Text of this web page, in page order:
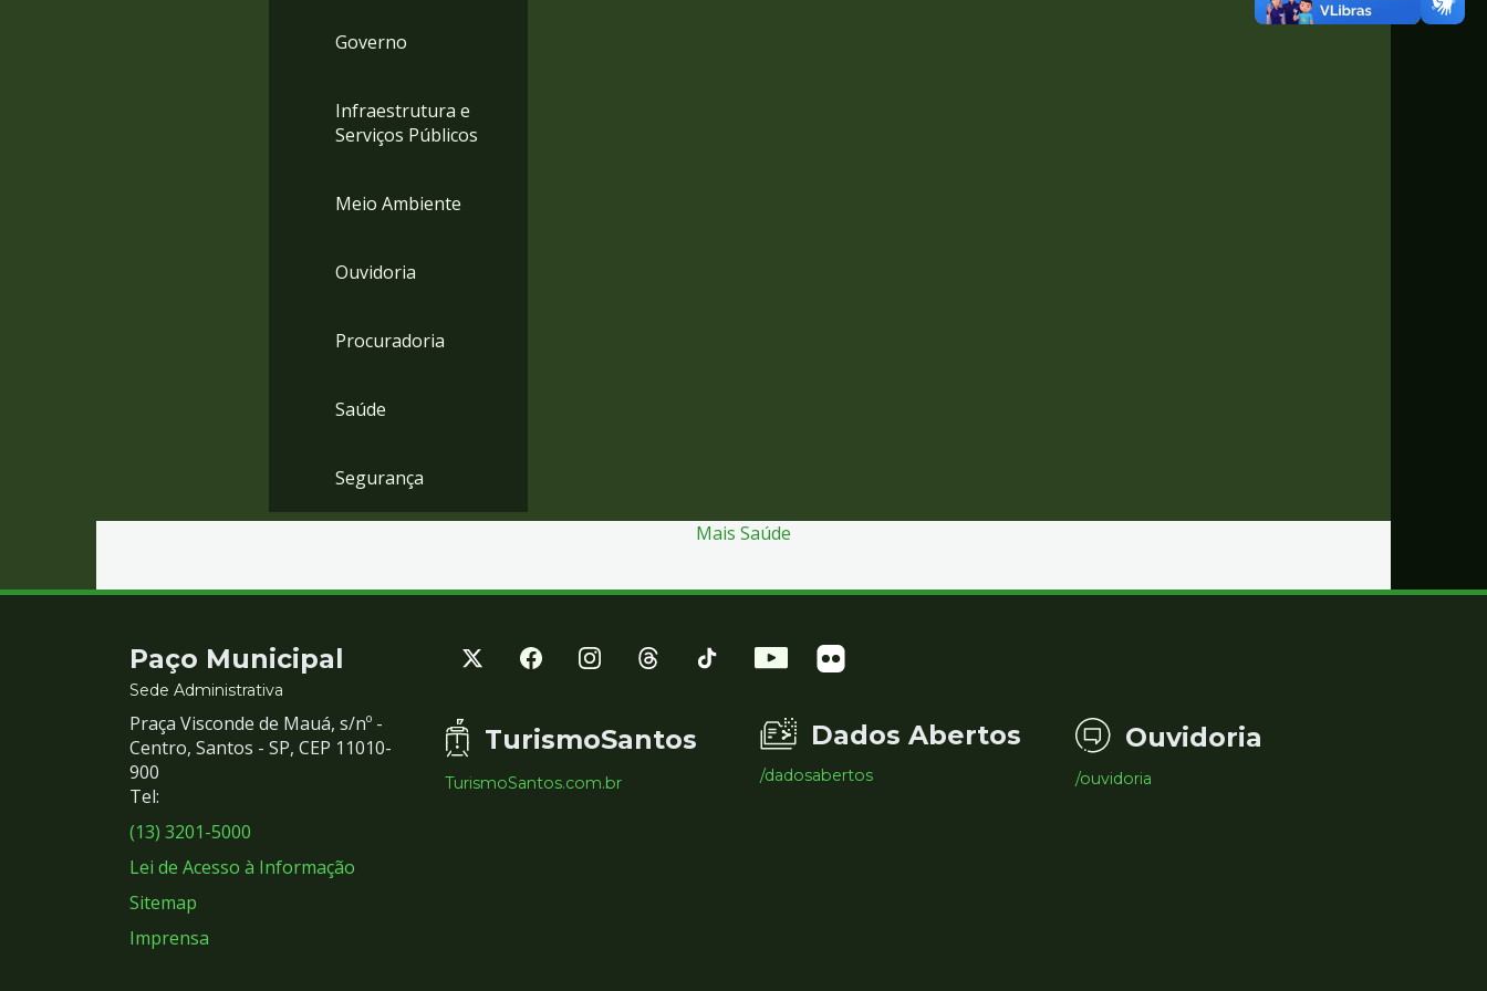
Governo
Infraestrutura e
Serviços Públicos
Meio Ambiente
Ouvidoria
Procuradoria
Saúde
Segurança
Mais Saúde
Contato
e
Redes
Sociais
Paço Municipal
Sede Administrativa
Praça Visconde de Mauá, s/nº -
Centro, Santos - SP, CEP 11010-
900
Tel:
(13) 3201-5000
Lei de Acesso à Informação
Sitemap
Imprensa
TurismoSantos
TurismoSantos.com.br
Dados Abertos
/dadosabertos
Ouvidoria
/ouvidoria